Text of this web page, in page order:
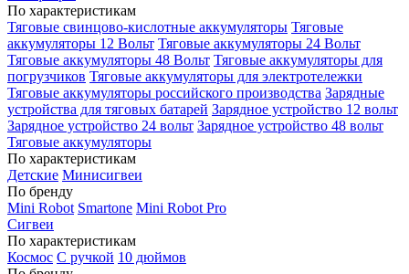
По характеристикам
Тяговые свинцово-кислотные аккумуляторы Тяговые
аккумуляторы 12 Вольт Тяговые аккумуляторы 24 Вольт
Тяговые аккумуляторы 48 Вольт Тяговые аккумуляторы для
погрузчиков Тяговые аккумуляторы для электротележки
Тяговые аккумуляторы российского производства Зарядные
устройства для тяговых батарей Зарядное устройство 12 вольт
Зарядное устройство 24 вольт Зарядное устройство 48 вольт
Тяговые аккумуляторы
По характеристикам
Детские Минисигвеи
По бренду
Mini Robot Smartone Mini Robot Pro
Сигвеи
По характеристикам
Космос С ручкой 10 дюймов